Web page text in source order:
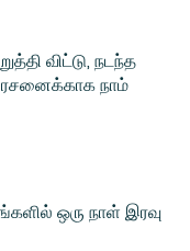
விட்டு, நடந்த
நாம்
ஒரு நாள் இரவு